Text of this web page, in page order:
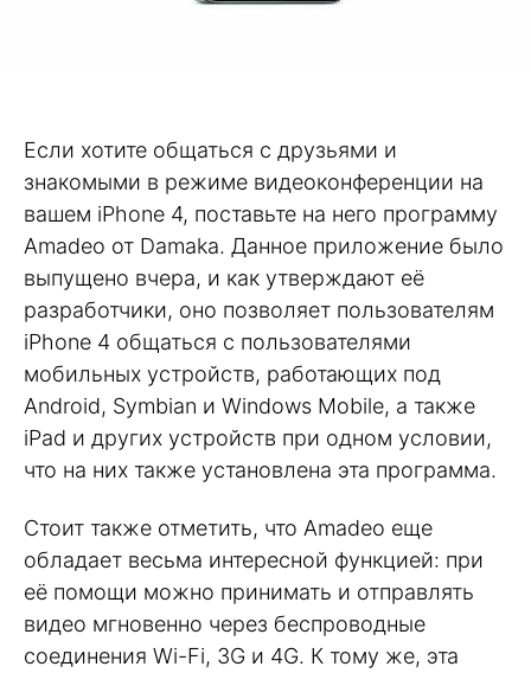
Если хотите общаться с друзьями и
знакомыми в режиме видеоконференции на
вашем iPhone 4, поставьте на него программу
Amadeo от Damaka. Данное приложение было
выпущено вчера, и как утверждают её
разработчики, оно позволяет пользователям
iPhone 4 общаться с пользователями
мобильных устройств, работающих под
Android, Symbian и Windows Mobile, а также
iPad и других устройств при одном условии,
что на них также установлена эта программа.
Стоит также отметить, что Amadeo еще
обладает весьма интересной функцией: при
её помощи можно принимать и отправлять
видео мгновенно через беспроводные
соединения Wi-Fi, 3G и 4G. К тому же, эта